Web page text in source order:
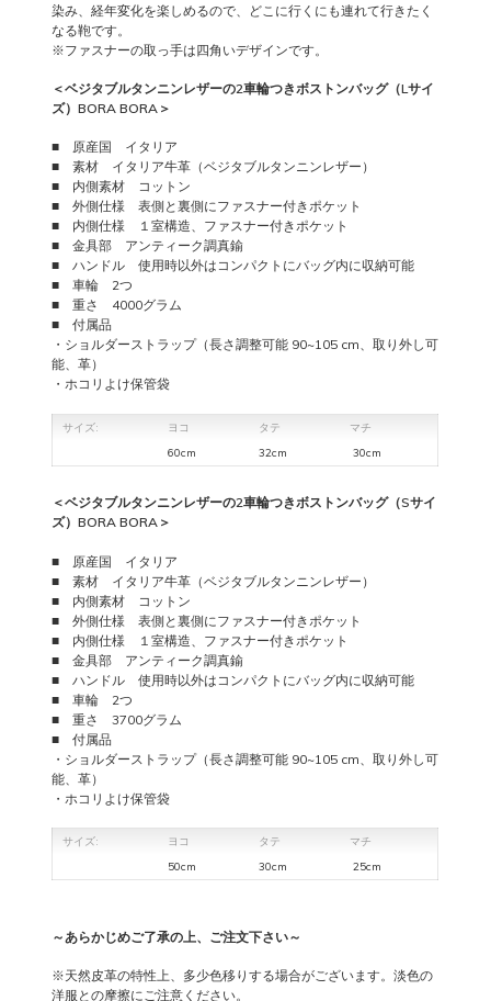
染み、経年変化を楽しめるので、どこに行くにも連れて行きたく
なる鞄です。
※ファスナーの取っ手は四角いデザインです。
＜ベジタブルタンニンレザーの2車輪つきボストンバッグ（Lサイ
ズ）BORA BORA＞
■ 原産国 イタリア
■ 素材 イタリア牛革（ベジタブルタンニンレザー）
■ 内側素材 コットン
■ 外側仕様 表側と裏側にファスナー付きポケット
■ 内側仕様 １室構造、ファスナー付きポケット
■ 金具部 アンティーク調真鍮
■ ハンドル 使用時以外はコンパクトにバッグ内に収納可能
■ 車輪 2つ
■ 重さ 4000グラム
■ 付属品
・ショルダーストラップ（長さ調整可能 90~105 cm、取り外し可
能、革）
・ホコリよけ保管袋
サイズ: ヨコ タテ
マチ
60cm
32cm 30cm
＜ベジタブルタンニンレザーの2車輪つきボストンバッグ（Sサイ
ズ）BORA BORA ＞
■ 原産国 イタリア
■ 素材 イタリア牛革（ベジタブルタンニンレザー）
■ 内側素材 コットン
■ 外側仕様 表側と裏側にファスナー付きポケット
■ 内側仕様 １室構造、ファスナー付きポケット
■ 金具部 アンティーク調真鍮
■ ハンドル 使用時以外はコンパクトにバッグ内に収納可能
■ 車輪 2つ
■ 重さ 3700グラム
■ 付属品
・ショルダーストラップ（長さ調整可能 90~105 cm、取り外し可
能、革）
・ホコリよけ保管袋
サイズ: ヨコ タテ
マチ
50cm
30cm 25cm
～あらかじめご了承の上、ご注文下さい～
※天然皮革の特性上、多少色移りする場合がございます。淡色の
洋服との摩擦にご注意ください。